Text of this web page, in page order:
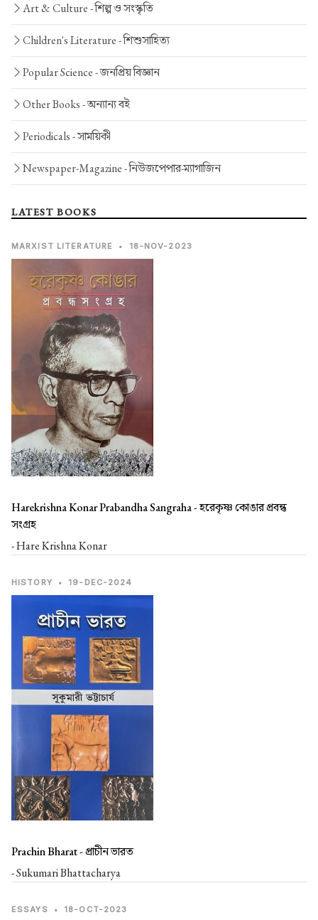
Art & Culture -শিল্প ও সংস্কৃতি
Children's Literature -শিশুসাহিত্য
Popular Science -জনপ্রিয় বিজ্ঞান
Other Books -অন্যান্য বই
Periodicals -সাময়িকী
Newspaper-Magazine -নিউজপেপার-ম্যাগাজিন
LATEST BOOKS
MARXIST LITERATURE • 18-NOV-2023
Harekrishna Konar Prabandha Sangraha -হরেকৃষ্ণ কোঙার প্রবন্ধ
সংগ্রহ
- Hare Krishna Konar
HISTORY • 19-DEC-2024
Prachin Bharat -প্রাচীন ভারত
- Sukumari Bhattacharya
ESSAYS • 18-OCT-2023